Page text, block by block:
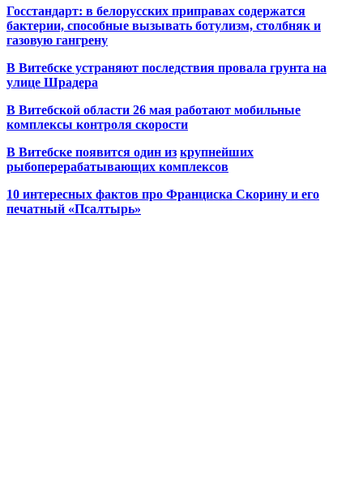
Госстандарт: в белорусских приправах содержатся
бактерии, способные вызывать ботулизм, столбняк и
газовую гангрену
В Витебске устраняют последствия провала грунта на
улице Шрадера
В Витебской области 26 мая работают мобильные
комплексы контроля скорости
В Витебске появится один из крупнейших
рыбоперерабатывающих комплексов
10 интересных фактов про Франциска Скорину и его
печатный «Псалтырь»